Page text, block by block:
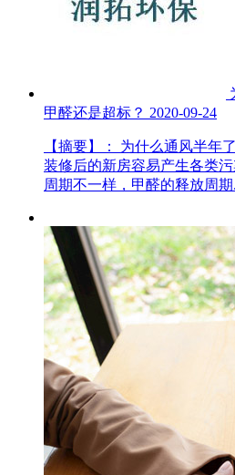
甲醛还是超标？ 2020-09-24
【摘要】： 为什么通风半年
装修后的新房容易产生各类
周期不一样，甲醛的释放周期